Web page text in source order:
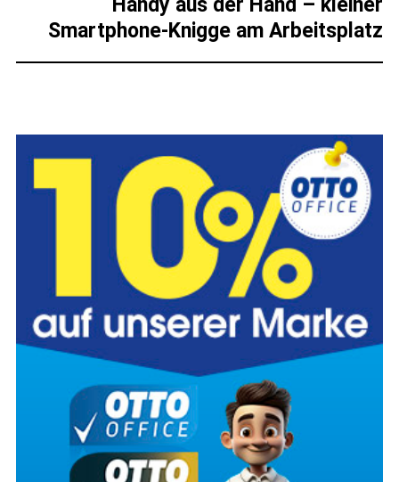
Smartphone-Knigge am Arbeitsplatz